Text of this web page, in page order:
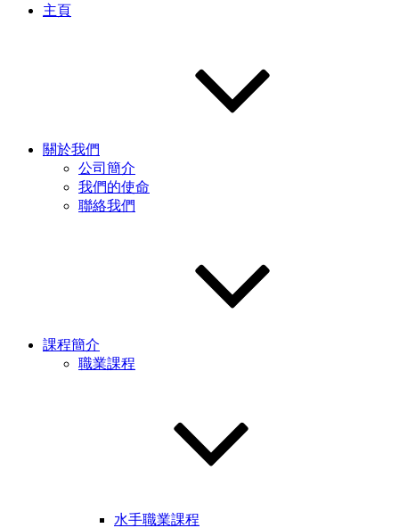
主頁
關於我們
公司簡介
我們的使命
聯絡我們
課程簡介
職業課程
水手職業課程